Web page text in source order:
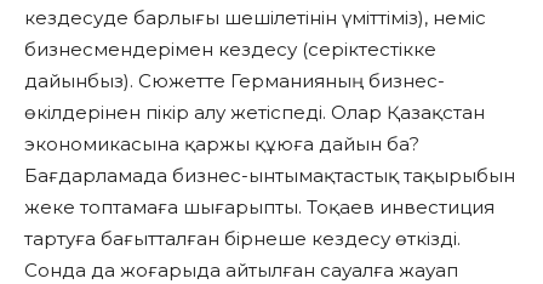
кездесуде барлығы шешілетінін үміттіміз), неміс
бизнесмендерімен кездесу (серіктестікке
дайынбыз). Сюжетте Германияның бизнес-
өкілдерінен пікір алу жетіспеді. Олар Қазақстан
экономикасына қаржы құюға дайын ба?
Бағдарламада бизнес-ынтымақтастық тақырыбын
жеке топтамаға шығарыпты. Тоқаев инвестиция
тартуға бағытталған бірнеше кездесу өткізді.
Сонда да жоғарыда айтылған сауалға жауап